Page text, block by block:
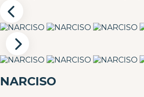
NARCISO